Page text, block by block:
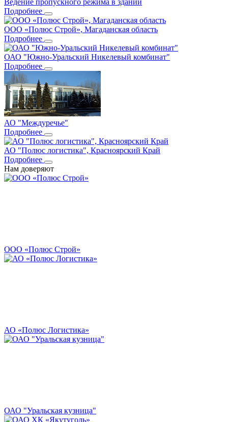
Ведение пропускного режима в здании
Подробнее
ООО «Полюс Строй», Магаданская область
Подробнее
ОАО "Южно-Уральский Никелевый комбинат"
Подробнее
АО "Междуречье"
Подробнее
АО "Полюс логистика", Красноярский Край
Подробнее
Нам доверяют
ООО «Полюс Строй»
АО «Полюс Логистика»
ОАО "Уральская кузница"